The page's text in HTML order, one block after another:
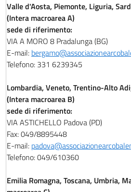
Valle d'Aosta, Piemonte, Liguria,
(Intera macroarea A)
sede di riferimento:
VIA A MORO 8 Pradalunga (BG)
E-mail:
Telefono: 331 6239345
Lombardia, Veneto, Trentino-Alto
(Intera macroarea B)
sede di riferimento:
VIA ASTICHELLO Padova (PD)
Fax: 049/8895448
E-mail:
Telefono: 049/610360
Emilia Romagna, Toscana, Umbria,